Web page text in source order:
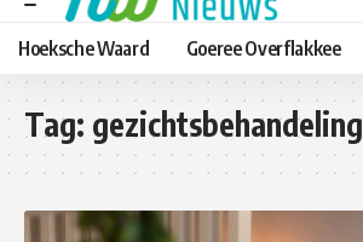
Hoeksche Waard Goeree Overflakkee
Tag: gezichtsbehandeling